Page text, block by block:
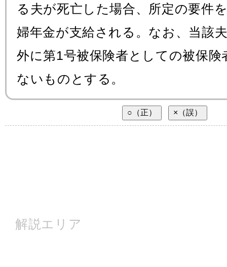
る夫が死亡した場合、所定の要件
婦年金が支給される。なお、当該
外に第1号被保険者としての被保険
ないものとする。
解説エリア